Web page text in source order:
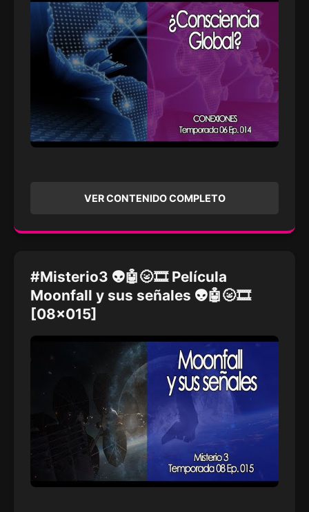
VER CONTENIDO COMPLETO
#Misterio3 👽🤖🌝🎞 Película
Moonfall y sus señales 👽🤖🌝🎞
[08x015]